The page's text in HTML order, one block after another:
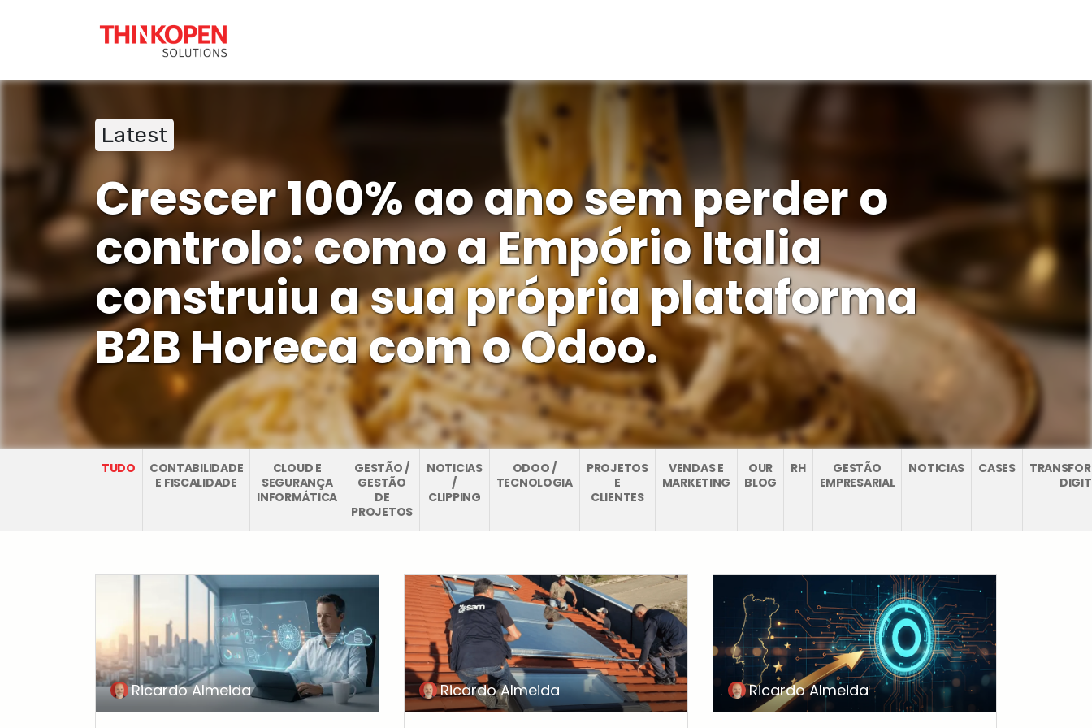
Latest
Crescer 100% ao ano sem perder o
controlo: como a Empório Italia
construiu a sua própria plataforma
B2B Horeca com o Odoo.
TUDO
CONTABILIDADE
E FISCALIDADE
CLOUD E
SEGURANÇA
INFORMÁTICA
GESTÃO /
GESTÃO
DE
PROJETOS
NOTICIAS
/
CLIPPING
ODOO /
TECNOLOGIA
PROJETOS
E
CLIENTES
VENDAS E
MARKETING
OUR
BLOG
RH
GESTÃO
EMPRESARIAL
NOTICIAS CASES
Ricardo Almeida Ricardo Almeida Ricardo Almeida